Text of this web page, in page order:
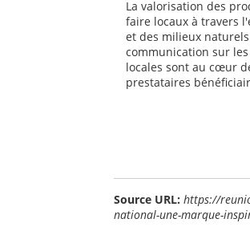
La valorisation des
faire locaux à travers
et des milieux
communication sur
locales sont au cœur
prestataires
Source URL: https://
national-une-marque-